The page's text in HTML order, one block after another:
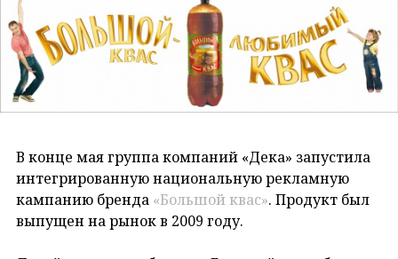
В конце мая группа компаний «Дека» запустила
интегрированную национальную рекламную
кампанию бренда «Большой квас». Продукт был
выпущен на рынок в 2009 году.